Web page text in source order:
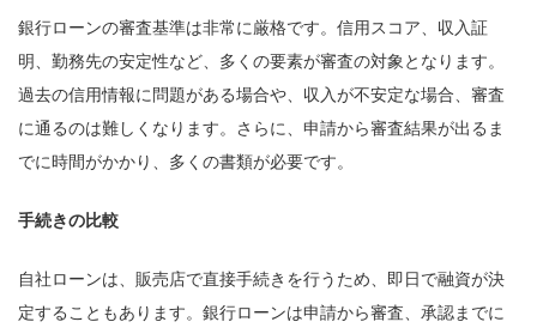
銀行ローンの審査基準は非常に厳格です。信用スコア、収入証
明、勤務先の安定性など、多くの要素が審査の対象となります。
過去の信用情報に問題がある場合や、収入が不安定な場合、審査
に通るのは難しくなります。さらに、申請から審査結果が出るま
でに時間がかかり、多くの書類が必要です。
手続きの比較
自社ローンは、販売店で直接手続きを行うため、即日で融資が決
定することもあります。銀行ローンは申請から審査、承認までに